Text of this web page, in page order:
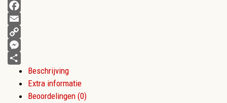
WhatsApp
Facebook
Email
Copy
Link
Messenger
Delen
Beschrijving
Extra informatie
Beoordelingen (0)